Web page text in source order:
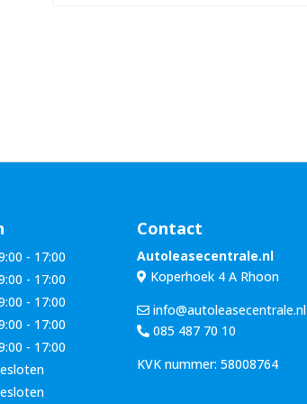
- 17:00
- 17:00
- 17:00
- 17:00
- 17:00
Contact
Autoleasecentrale.nl
Koperhoek 4 A Rhoon
info@autoleasecentrale.nl
085 487 70 10
KVK nummer: 58008764